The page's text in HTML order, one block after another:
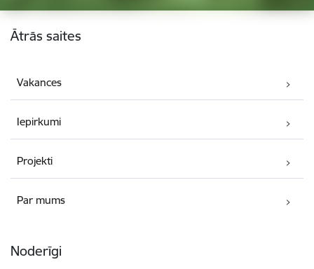
Kājene
Ātrās saites
Vakances
Iepirkumi
Projekti
Par mums
Noderīgi